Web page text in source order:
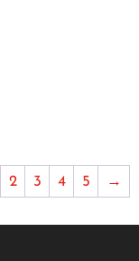
2 3 4 5 →